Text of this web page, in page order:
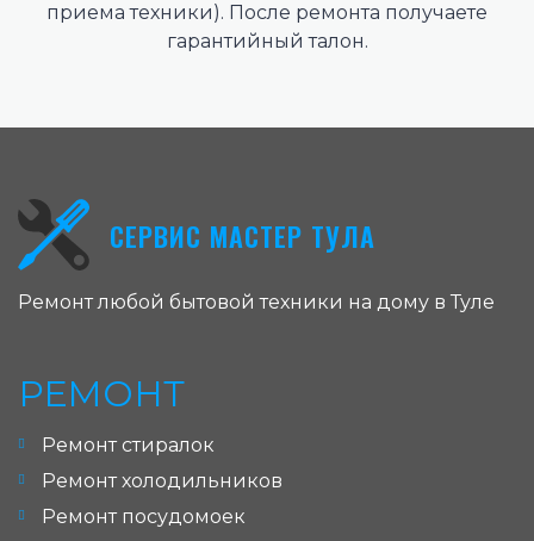
приема техники). После ремонта получаете
гарантийный талон.
СЕРВИС МАСТЕР ТУЛА
Ремонт любой бытовой техники на дому в Туле
РЕМОНТ
Ремонт стиралок
Ремонт холодильников
Ремонт посудомоек